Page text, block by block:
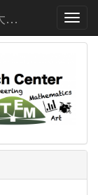
STEM教育研究センター 埼玉大学教育学部野村研究室